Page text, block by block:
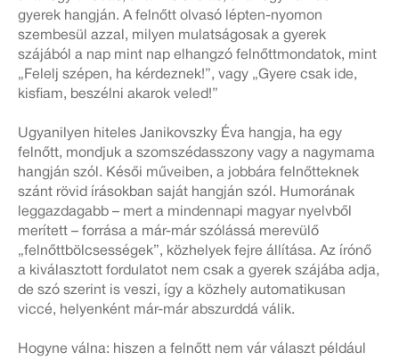
gyerek hangján. A felnőtt olvasó lépten-nyomon
szembesül azzal, milyen mulatságosak a gyerek
szájából a nap mint nap elhangzó felnőttmondatok, mint
„Felelj szépen, ha kérdeznek!”, vagy „Gyere csak ide,
kisfiam, beszélni akarok veled!”
Ugyanilyen hiteles Janikovszky Éva hangja, ha egy
felnőtt, mondjuk a szomszédasszony vagy a nagymama
hangján szól. Késői műveiben, a jobbára felnőtteknek
szánt rövid írásokban saját hangján szól. Humorának
leggazdagabb – mert a mindennapi magyar nyelvből
merített – forrása a már-már szólássá merevülő
„felnőttbölcsességek”, közhelyek fejre állítása. Az írónő
a kiválasztott fordulatot nem csak a gyerek szájába adja,
de szó szerint is veszi, így a közhely automatikusan
viccé, helyenként már-már abszurddá válik.
Hogyne válna: hiszen a felnőtt nem vár választ például